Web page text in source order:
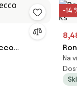
-14
Na